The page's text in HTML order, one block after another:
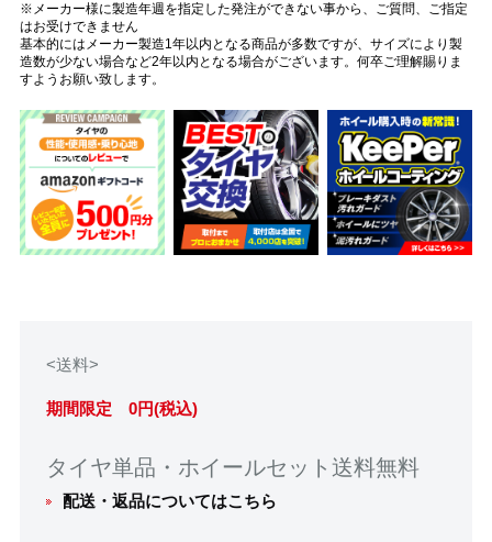
※メーカー様に製造年週を指定した発注ができない事から、ご質問、ご指定
はお受けできません
基本的にはメーカー製造1年以内となる商品が多数ですが、サイズにより製
造数が少ない場合など2年以内となる場合がございます。何卒ご理解賜りま
すようお願い致します。
<送料>
期間限定 0円(税込)
タイヤ単品・ホイールセット送料無料
配送・返品についてはこちら